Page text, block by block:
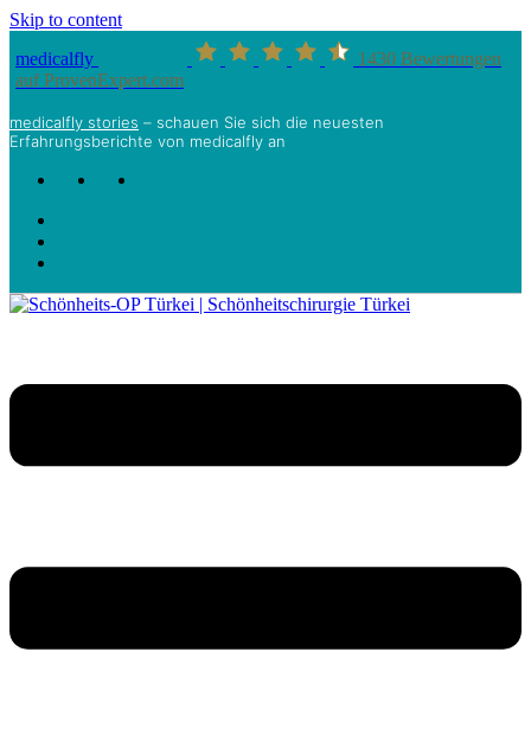
Skip to content
medicalfly
1430 Bewertungen
auf ProvenExpert.com
medicalfly stories – schauen Sie sich die neuesten
Erfahrungsberichte von medicalfly an